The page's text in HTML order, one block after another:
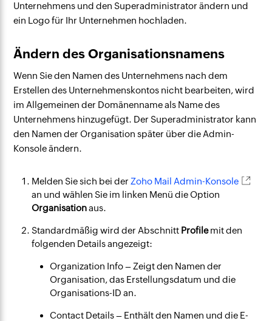
Unternehmens und den Superadministrator ändern und
ein Logo für Ihr Unternehmen hochladen.
Ändern des Organisationsnamens
Wenn Sie den Namen des Unternehmens nach dem
Erstellen des Unternehmenskontos nicht bearbeiten, wird
im Allgemeinen der Domänenname als Name des
Unternehmens hinzugefügt. Der Superadministrator kann
den Namen der Organisation später über die Admin-
Konsole ändern.
Melden Sie sich bei der Zoho Mail Admin-Konsole
an und wählen Sie im linken Menü die Option
Organisationaus.
Standardmäßig wird der Abschnitt Profilemit den
folgenden Details angezeigt:
Organization Info – Zeigt den Namen der
Organisation, das Erstellungsdatum und die
Organisations-ID an.
Contact Details – Enthält den Namen und die E-